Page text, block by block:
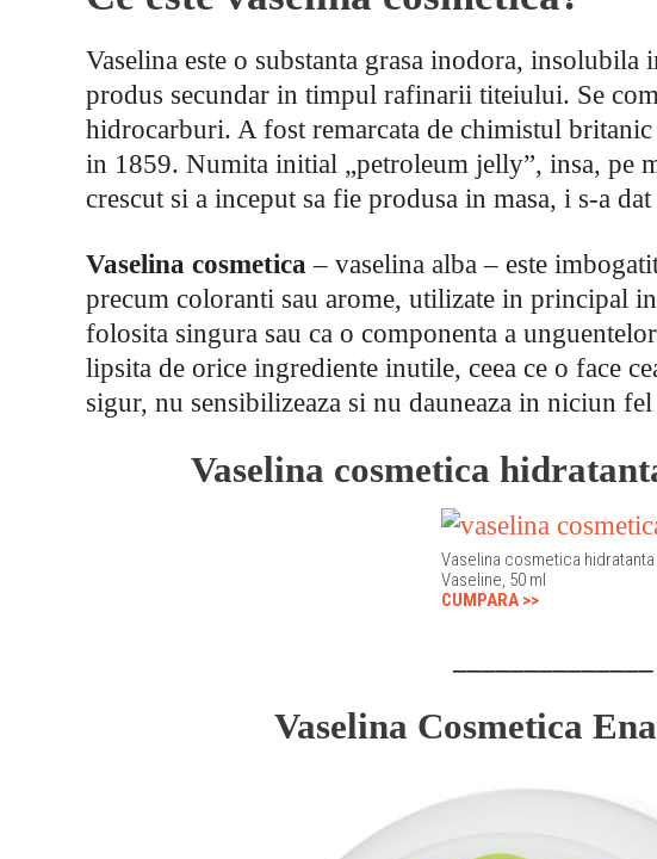
Vaselina este o substanta grasa inodora, insolubila
produs secundar in timpul rafinarii titeiului. Se
hidrocarburi. A fost remarcata de chimistul
in 1859. Numita initial „petroleum jelly”, insa, pe
crescut si a inceput sa fie produsa in masa, i s-a
Vaselina cosmetica – vaselina alba – este
precum coloranti sau arome, utilizate in principal
folosita singura sau ca o componenta a
lipsita de orice ingrediente inutile, ceea ce o face
sigur, nu sensibilizeaza si nu dauneaza in niciun
Vaselina cosmetica
Vaselina cosmetica hidratanta
Vaseline, 50 ml
CUMPARA >>
Vaselina Cosmetica